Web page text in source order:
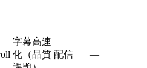
字幕高速
化（品質 配信 —